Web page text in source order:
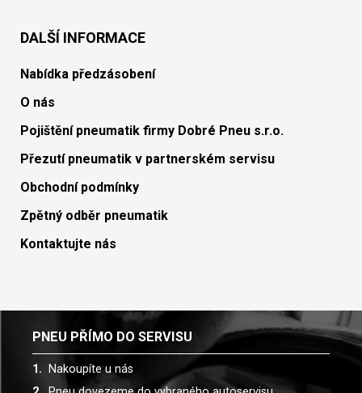
DALŠÍ INFORMACE
Nabídka předzásobení
O nás
Pojištění pneumatik firmy Dobré Pneu s.r.o.
Přezutí pneumatik v partnerském servisu
Obchodní podmínky
Zpětný odběr pneumatik
Kontaktujte nás
PNEU PŘÍMO DO SERVISU
Nakoupíte u nás